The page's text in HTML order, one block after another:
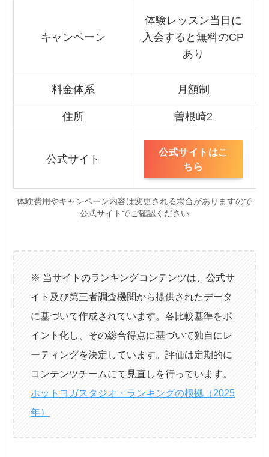
キャンペーン
体験レッスン当日に
入会すると無料のCP
あり
料金体系 月額制
住所 曽根崎2
公式サイト
公式サイトはこ
ちら
体験費用やキャンペーン内容は変更される場合がありますので
公式サイトでご確認ください
※ 当サイトのランキングコンテンツは、公式サ
イト及び第三者調査機関から提供されたデータ
に基づいて作成されています。各比較基準をポ
イント化し、その総合得点に基づいて独自にレ
ーティングを決定しています。評価は定期的に
コンテンツチームにて見直しを行っています。
ホットヨガスタジオ・ランキングの根拠（2025
年）